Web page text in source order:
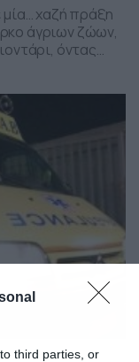
third parties, or
μία… χαζή πράξη
άγριων ζώων,
όντας
Μάλιστα, ο